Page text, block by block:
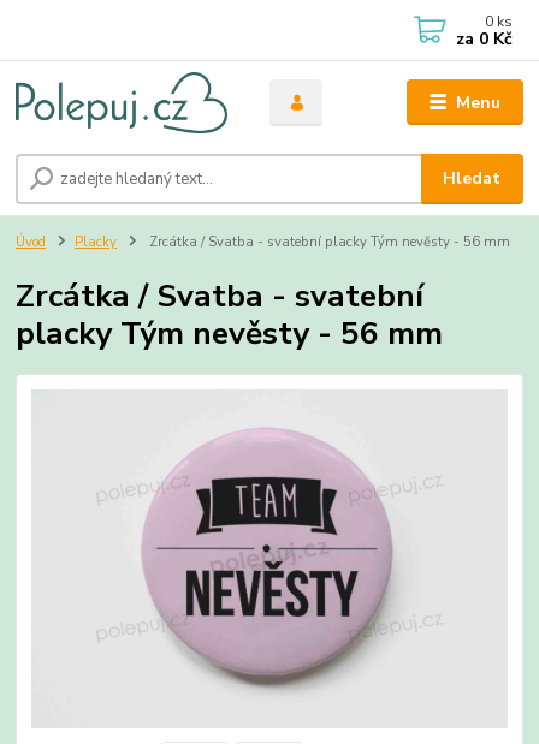
Menu
Hledat
0 ks
za 0 Kč
Úvod Placky Zrcátka / Svatba - svatební placky Tým nevěsty - 56 mm
Zrcátka / Svatba - svatební
placky Tým nevěsty - 56 mm